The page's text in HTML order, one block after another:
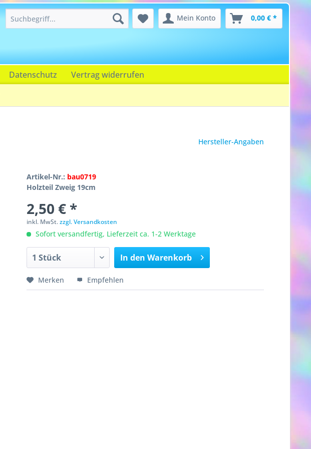
Mein Konto 0,00 € *
Datenschutz Vertrag widerrufen
Hersteller-Angaben
Artikel-Nr.: bau0719
Holzteil Zweig 19cm
2,50 € *
inkl. MwSt.zzgl. Versandkosten
Sofort versandfertig, Lieferzeit ca. 1-2 Werktage
In den Warenkorb
Merken Empfehlen